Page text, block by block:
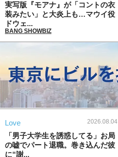
実写版『モアナ』が「コントの衣
装みたい」と大炎上も…マウイ役
ドウェ...
BANG SHOWBIZ
Love 2026.08.04
「男子大学生を誘惑してる」お局
の嘘でパート退職。巻き込んだ彼
に“謝...